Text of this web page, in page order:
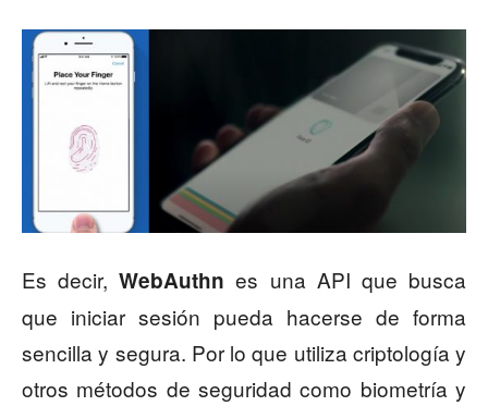
Es decir,WebAuthn es una API que busca
que iniciar sesión pueda hacerse de forma
sencilla y segura. Por lo que utiliza criptología y
otros métodos de seguridad como biometría y